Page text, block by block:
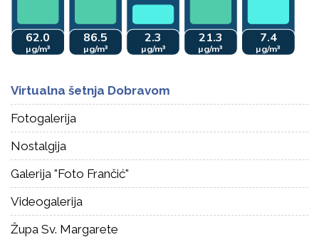
Virtualna šetnja Dobravom
Fotogalerija
Nostalgija
Galerija "Foto Frančić"
Videogalerija
Župa Sv. Margarete